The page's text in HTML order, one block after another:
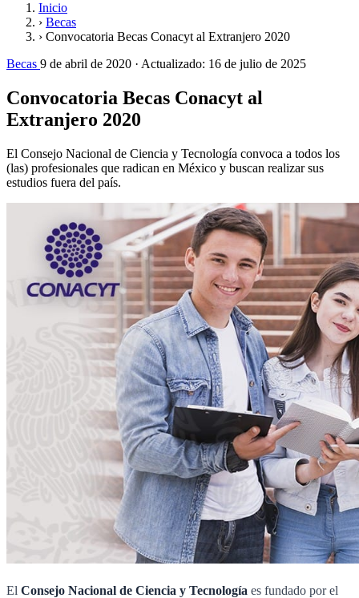
Inicio
› Becas
› Convocatoria Becas Conacyt al Extranjero 2020
Becas 9 de abril de 2020 · Actualizado: 16 de julio de 2025
Convocatoria Becas Conacyt al
Extranjero 2020
El Consejo Nacional de Ciencia y Tecnología convoca a todos los
(las) profesionales que radican en México y buscan realizar sus
estudios fuera del país.
El Consejo Nacional de Ciencia y Tecnología es fundado por el